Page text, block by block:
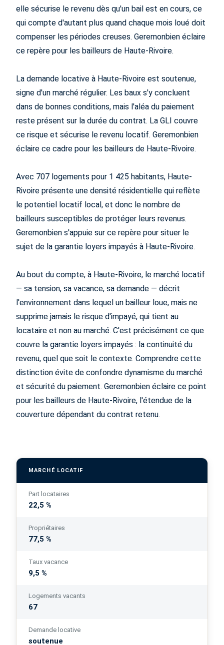
elle sécurise le revenu dès qu'un bail est en cours, ce
qui compte d'autant plus quand chaque mois loué doit
compenser les périodes creuses. Geremonbien éclaire
ce repère pour les bailleurs de Haute-Rivoire.
La demande locative à Haute-Rivoire est soutenue,
signe d'un marché régulier. Les baux s'y concluent
dans de bonnes conditions, mais l'aléa du paiement
reste présent sur la durée du contrat. La GLI couvre
ce risque et sécurise le revenu locatif. Geremonbien
éclaire ce cadre pour les bailleurs de Haute-Rivoire.
Avec 707 logements pour 1 425 habitants, Haute-
Rivoire présente une densité résidentielle qui reflète
le potentiel locatif local, et donc le nombre de
bailleurs susceptibles de protéger leurs revenus.
Geremonbien s'appuie sur ce repère pour situer le
sujet de la garantie loyers impayés à Haute-Rivoire.
Au bout du compte, à Haute-Rivoire, le marché locatif
— sa tension, sa vacance, sa demande — décrit
l'environnement dans lequel un bailleur loue, mais ne
supprime jamais le risque d'impayé, qui tient au
locataire et non au marché. C'est précisément ce que
couvre la garantie loyers impayés : la continuité du
revenu, quel que soit le contexte. Comprendre cette
distinction évite de confondre dynamisme du marché
et sécurité du paiement. Geremonbien éclaire ce point
pour les bailleurs de Haute-Rivoire, l'étendue de la
couverture dépendant du contrat retenu.
MARCHÉ LOCATIF
Part locataires
22,5 %
Propriétaires
77,5 %
Taux vacance
9,5 %
Logements vacants
67
Demande locative
soutenue